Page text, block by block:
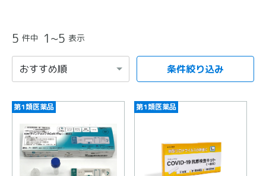
5 件中 1~5 表示
項目を選択すると自動的に内容が更新されます。
条件絞り込み
第1類医薬品 第1類医薬品